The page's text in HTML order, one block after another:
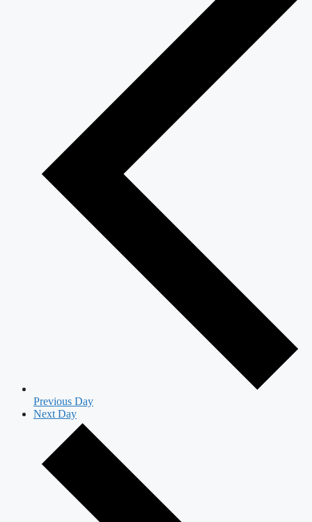
Previous Day
Next Day